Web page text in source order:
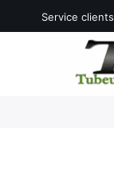
Service clients